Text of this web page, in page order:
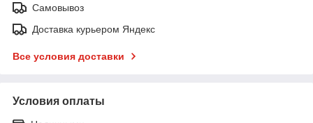
Самовывоз
Доставка курьером Яндекс
Все условия доставки
Условия оплаты